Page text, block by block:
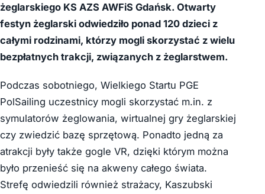
żeglarskiego KS AZS AWFiS Gdańsk. Otwarty
festyn żeglarski odwiedziło ponad 120 dzieci z
całymi rodzinami, którzy mogli skorzystać z wielu
bezpłatnych trakcji, związanych z żeglarstwem.
Podczas sobotniego, Wielkiego Startu PGE
PolSailing uczestnicy mogli skorzystać m.in. z
symulatorów żeglowania, wirtualnej gry żeglarskiej
czy zwiedzić bazę sprzętową. Ponadto jedną za
atrakcji były także gogle VR, dzięki którym można
było przenieść się na akweny całego świata.
Strefę odwiedzili również strażacy, Kaszubski